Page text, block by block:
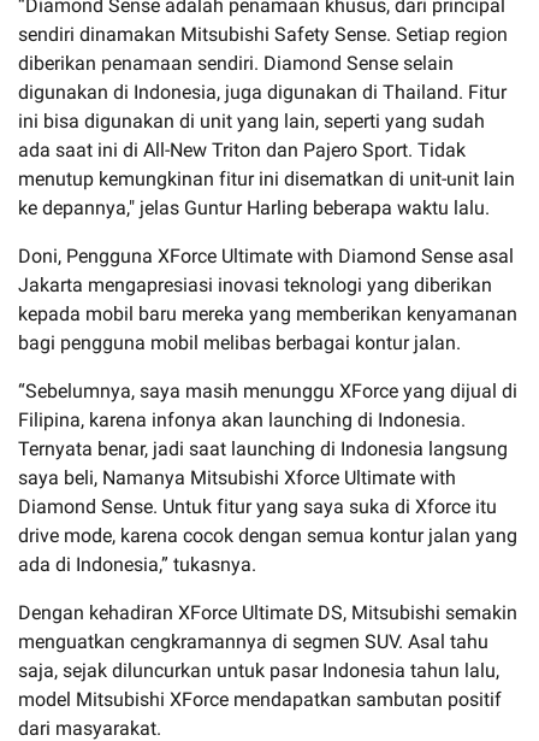
“Diamond Sense adalah penamaan khusus, dari principal
sendiri dinamakan Mitsubishi Safety Sense. Setiap region
diberikan penamaan sendiri. Diamond Sense selain
digunakan di Indonesia, juga digunakan di Thailand. Fitur
ini bisa digunakan di unit yang lain, seperti yang sudah
ada saat ini di All-New Triton dan Pajero Sport. Tidak
menutup kemungkinan fitur ini disematkan di unit-unit lain
ke depannya," jelas Guntur Harling beberapa waktu lalu.
Doni, Pengguna XForce Ultimate with Diamond Sense asal
Jakarta mengapresiasi inovasi teknologi yang diberikan
kepada mobil baru mereka yang memberikan kenyamanan
bagi pengguna mobil melibas berbagai kontur jalan.
“Sebelumnya, saya masih menunggu XForce yang dijual di
Filipina, karena infonya akan launching di Indonesia.
Ternyata benar, jadi saat launching di Indonesia langsung
saya beli, Namanya Mitsubishi Xforce Ultimate with
Diamond Sense. Untuk fitur yang saya suka di Xforce itu
drive mode, karena cocok dengan semua kontur jalan yang
ada di Indonesia,” tukasnya.
Dengan kehadiran XForce Ultimate DS, Mitsubishi semakin
menguatkan cengkramannya di segmen SUV. Asal tahu
saja, sejak diluncurkan untuk pasar Indonesia tahun lalu,
model Mitsubishi XForce mendapatkan sambutan positif
dari masyarakat.